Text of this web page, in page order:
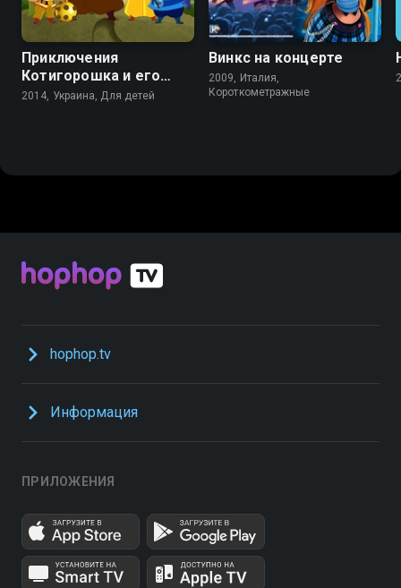
Приключения
Котигорошка и его
друзей
2014, Украина, Для детей
4.6
Винкс на концерте
2009, Италия,
Короткометражные
hophop.tv
Информация
ПРИЛОЖЕНИЯ